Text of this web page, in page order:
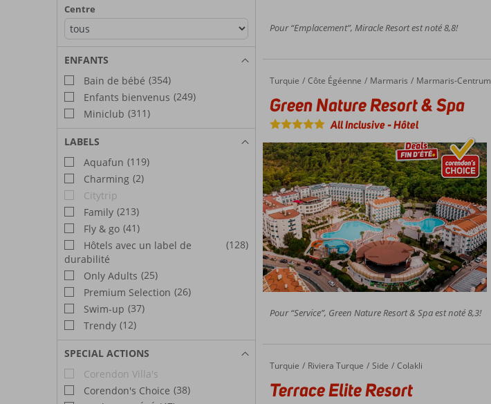
Centre
ENFANTS
Bain de bébé (354)
Enfants bienvenus (249)
Miniclub (311)
LABELS
Aquafun (119)
Charming (2)
Citytrip
Family (213)
Fly & go (41)
Hôtels avec un label de
durabilité
(128)
Only Adults (25)
Premium Selection (26)
Swim-up (37)
Trendy (12)
SPECIAL ACTIONS
Corendon Villa's
Corendon's Choice (38)
Pour “Emplacement”, Miracle Resort est noté 8,8!
Accueil
Turquie Côte Égéenne Marmaris Marmaris-Centrum
Green Nature Resort & Spa
Green Nature Resort & Spa
All Inclusive-Hôtel
Pour “Service”, Green Nature Resort & Spa est noté 8,3!
Accueil
Turquie Riviera Turque Side Colakli
Terrace Elite Resort
Terrace Elite Resort